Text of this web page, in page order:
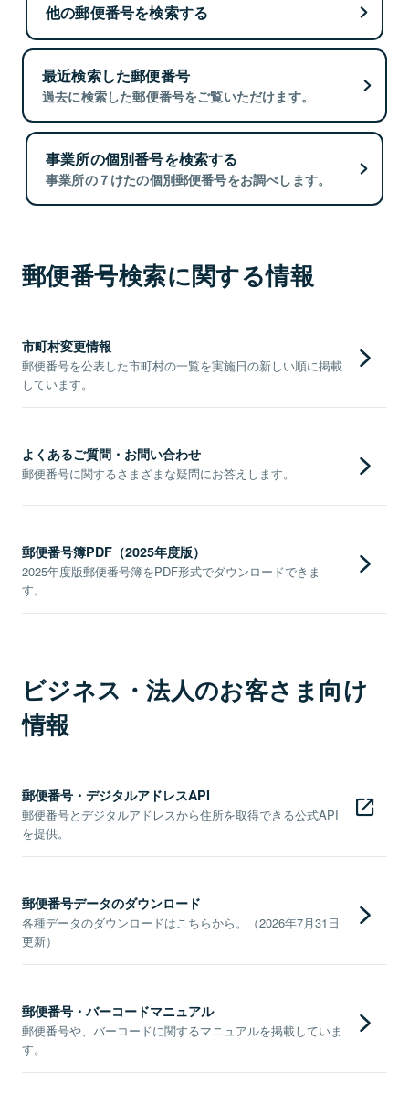
他の郵便番号を検索する
最近検索した郵便番号
過去に検索した郵便番号をご覧いただけます。
事業所の個別番号を検索する
事業所の７けたの個別郵便番号をお調べします。
郵便番号検索に関する情報
市町村変更情報
郵便番号を公表した市町村の一覧を実施日の新しい順に掲載
しています。
よくあるご質問・お問い合わせ
郵便番号に関するさまざまな疑問にお答えします。
郵便番号簿PDF（2025年度版）
2025年度版郵便番号簿をPDF形式でダウンロードできま
す。
ビジネス・法人のお客さま向け
情報
郵便番号・デジタルアドレスAPI
郵便番号とデジタルアドレスから住所を取得できる公式API
を提供。
郵便番号データのダウンロード
各種データのダウンロードはこちらから。（2026年7月31日
更新）
郵便番号・バーコードマニュアル
郵便番号や、バーコードに関するマニュアルを掲載していま
す。